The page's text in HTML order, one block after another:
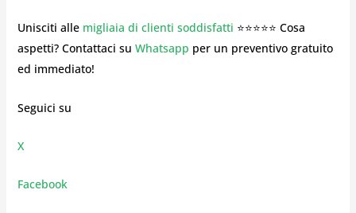
Unisciti alle migliaia di clienti soddisfatti ⭐⭐⭐⭐⭐ Cosa
aspetti? Contattaci su Whatsapp per un preventivo gratuito
ed immediato!
Seguici su
X
Facebook